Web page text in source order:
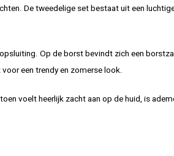
De tweedelige set bestaat uit een
Op de borst bevindt zich een
een trendy en zomerse look.
voelt heerlijk zacht aan op de huid, is